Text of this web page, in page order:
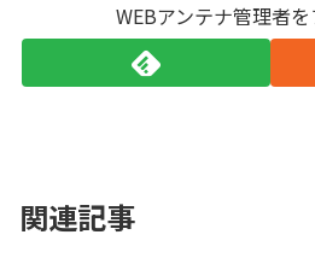
WEBアンテナ管理者
関連記事